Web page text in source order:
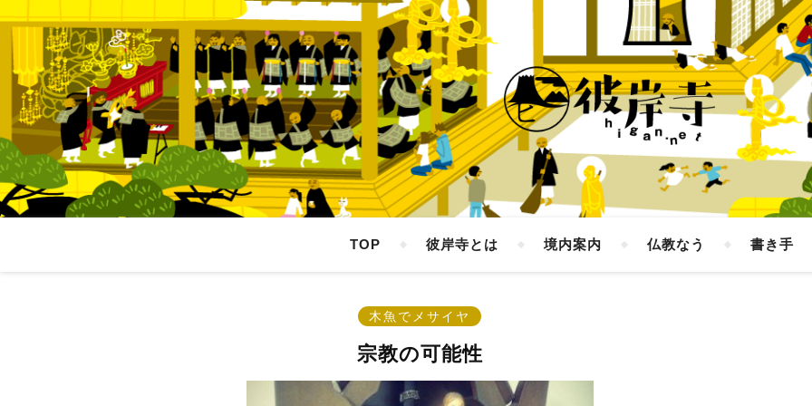
TOP 彼岸寺とは 境内案内 仏教なう 書き手
木魚でメサイヤ
宗教の可能性